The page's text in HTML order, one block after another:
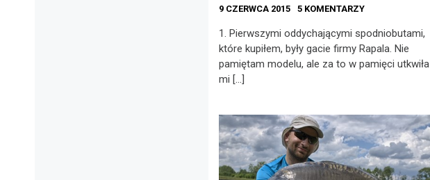
9 CZERWCA 2015 5 KOMENTARZY
1. Pierwszymi oddychającymi spodniobutami,
które kupiłem, były gacie firmy Rapala. Nie
pamiętam modelu, ale za to w pamięci utkwiła
mi […]